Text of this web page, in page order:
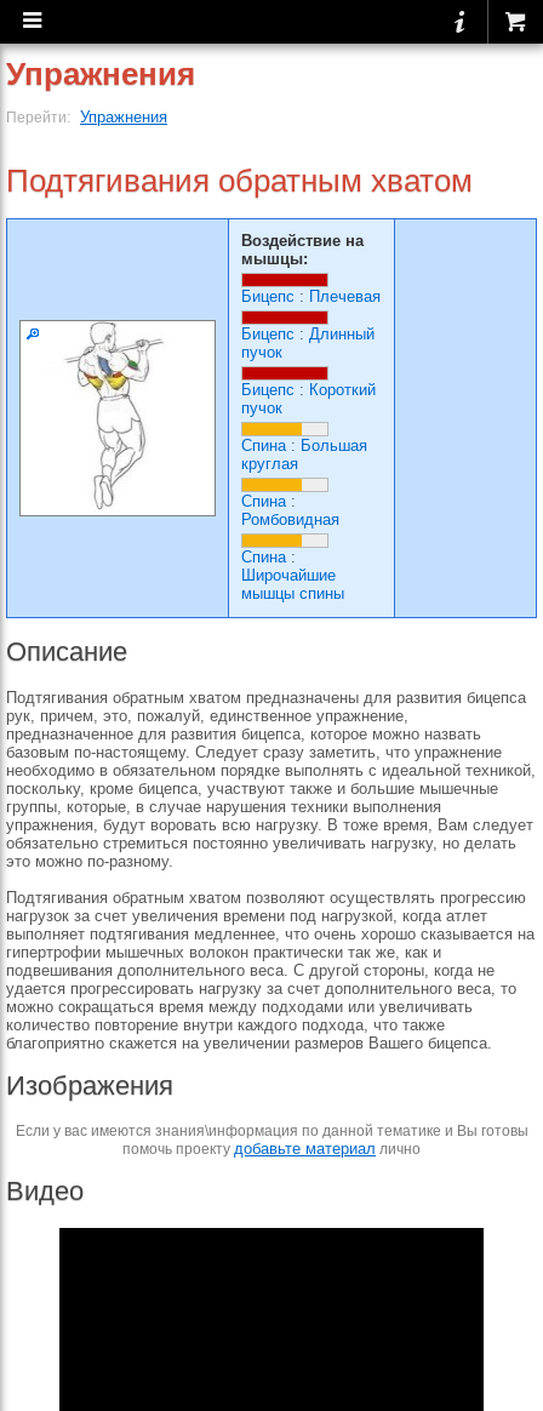
Упражнения
Перейти: Упражнения
Подтягивания обратным хватом
Воздействие на
мышцы:
Бицепс : Плечевая
Бицепс : Длинный
пучок
Бицепс : Короткий
пучок
Спина: Большая
круглая
Спина:
Ромбовидная
Спина:
Широчайшие
мышцы спины
Описание
Подтягивания обратным хватом предназначены для развития бицепса
рук, причем, это, пожалуй, единственное упражнение,
предназначенное для развития бицепса, которое можно назвать
базовым по-настоящему. Следует сразу заметить, что упражнение
необходимо в обязательном порядке выполнять с идеальной техникой,
поскольку, кроме бицепса, участвуют также и большие мышечные
группы, которые, в случае нарушения техники выполнения
упражнения, будут воровать всю нагрузку. В тоже время, Вам следует
обязательно стремиться постоянно увеличивать нагрузку, но делать
это можно по-разному.
Подтягивания обратным хватом позволяют осуществлять прогрессию
нагрузок за счет увеличения времени под нагрузкой, когда атлет
выполняет подтягивания медленнее, что очень хорошо сказывается на
гипертрофии мышечных волокон практически так же, как и
подвешивания дополнительного веса. С другой стороны, когда не
удается прогрессировать нагрузку за счет дополнительного веса, то
можно сокращаться время между подходами или увеличивать
количество повторение внутри каждого подхода, что также
благоприятно скажется на увеличении размеров Вашего бицепса.
Изображения
Если у вас имеются знания\информация по данной тематике и Вы готовы
помочь проекту добавьте материал лично
Видео